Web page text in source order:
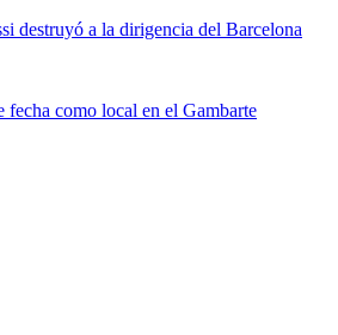
destruyó a la dirigencia del Barcelona
como local en el Gambarte